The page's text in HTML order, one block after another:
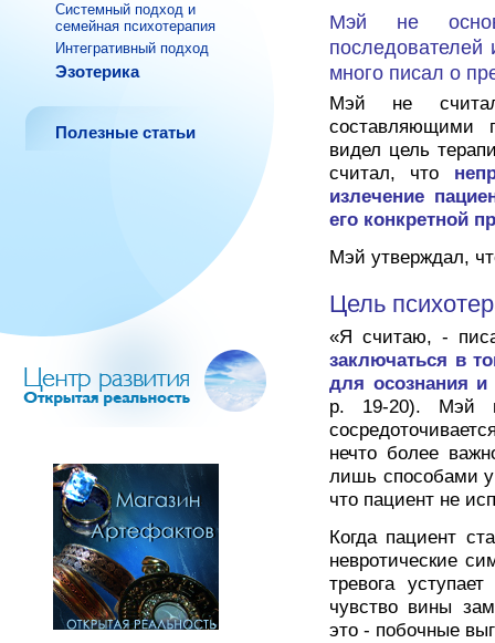
Системный подход и
семейная психотерапия
Интегративный подход
Эзотерика
Полезные статьи
Мэй не
последователей
много писал о
Мэй не
составляющими
видел цель
считал, что
излечение
его конкретной
Мэй утверждал,
Цель
«Я считаю, -
заключаться в
для осознания и
р. 19-20). Мэй
нечто более
лишь способами
что пациент не
Когда пациент
невротические
тревога
чувство вины
это - побочные